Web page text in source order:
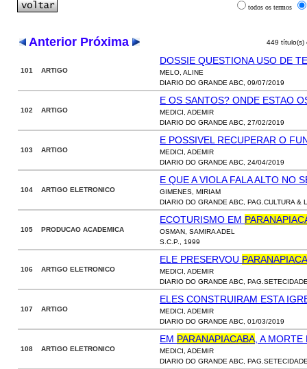
todos os termos
Anterior Próxima 449 título(s)
101 ARTIGO
DOSSIE QUESTIONA USO DE
MELO, ALINE
DIARIO DO GRANDE ABC, 09/07/2019
102 ARTIGO
E OS SANTOS? ONDE ESTAO
MEDICI, ADEMIR
DIARIO DO GRANDE ABC, 27/02/2019
103 ARTIGO
E POSSIVEL RECUPERAR O
MEDICI, ADEMIR
DIARIO DO GRANDE ABC, 24/04/2019
104 ARTIGO ELETRONICO
E QUE A VIOLA FALA ALTO NO
GIMENES, MIRIAM
DIARIO DO GRANDE ABC, PAG.CULTURA &
105 PRODUCAO ACADEMICA
ECOTURISMO EM
OSMAN, SAMIRA ADEL
S.C.P., 1999
106 ARTIGO ELETRONICO
ELE PRESERVOU
MEDICI, ADEMIR
DIARIO DO GRANDE ABC,
107 ARTIGO
ELES CONSTRUIRAM ESTA
MEDICI, ADEMIR
DIARIO DO GRANDE ABC, 01/03/2019
108 ARTIGO ELETRONICO
EM PARANAPIACABA , A
MEDICI, ADEMIR
DIARIO DO GRANDE ABC,